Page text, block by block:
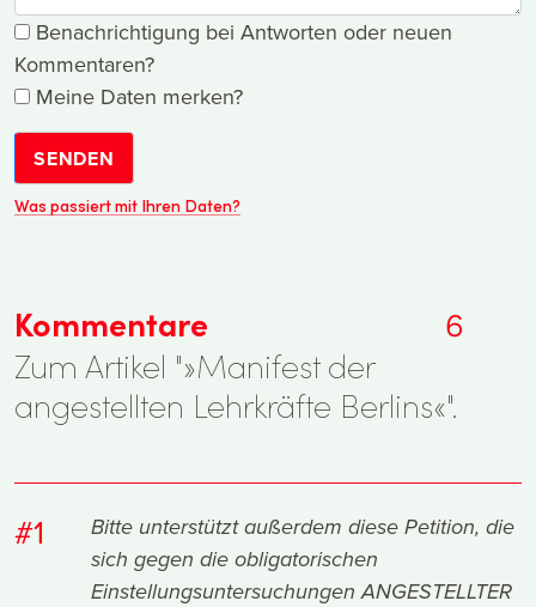
Benachrichtigung bei Antworten oder neuen
Kommentaren?
Meine Daten merken?
SENDEN
Was passiert mit Ihren Daten?
Kommentare
6
Zum Artikel "»Manifest der
angestellten Lehrkräfte Berlins«".
#1
Bitte unterstützt außerdem diese Petition, die
sich gegen die obligatorischen
Einstellungsuntersuchungen ANGESTELLTER